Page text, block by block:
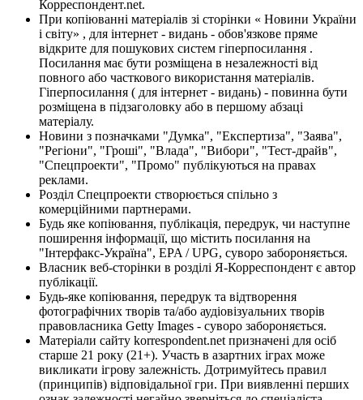
Корреспондент.net.
При копіюванні матеріалів зі сторінки « Новини України
і світу» , для інтернет - видань - обов'язкове пряме
відкрите для пошукових систем гіперпосилання .
Посилання має бути розміщена в незалежності від
повного або часткового використання матеріалів.
Гіперпосилання ( для інтернет - видань) - повинна бути
розміщена в підзаголовку або в першому абзаці
матеріалу.
Новини з позначками "Думка", "Експертиза", "Заява",
"Регіони", "Гроші", "Влада", "Вибори", "Тест-драйв",
"Спецпроекти", "Промо" публікуються на правах
реклами.
Розділ Спецпроекти створюється спільно з
комерційними партнерами.
Будь яке копіювання, публікація, передрук, чи наступне
поширення інформації, що містить посилання на
"Інтерфакс-Україна", EPA / UPG, суворо забороняється.
Власник веб-сторінки в розділі Я-Корреспондент є автор
публікації.
Будь-яке копіювання, передрук та відтворення
фотографічних творів та/або аудіовізуальних творів
правовласника Getty Images - суворо забороняється.
Матеріали сайту korrespondent.net призначені для осіб
старше 21 року (21+). Участь в азартних іграх може
викликати ігрову залежність. Дотримуйтесь правил
(принципів) відповідальної гри. При виявленні перших